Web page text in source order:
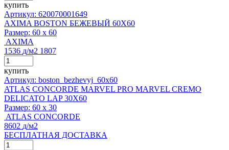
купить
Артикул: 620070001649
AXIMA BOSTON БЕЖЕВЫЙ 60X60
Размер: 60 x 60
AXIMA
1536 д/м2 1807
купить
Артикул: boston_bezhevyj_60x60
ATLAS CONCORDE MARVEL PRO MARVEL CREMO
DELICATO LAP 30X60
Размер: 60 x 30
ATLAS CONCORDE
8602 д/м2
БЕСПЛАТНАЯ ДОСТАВКА